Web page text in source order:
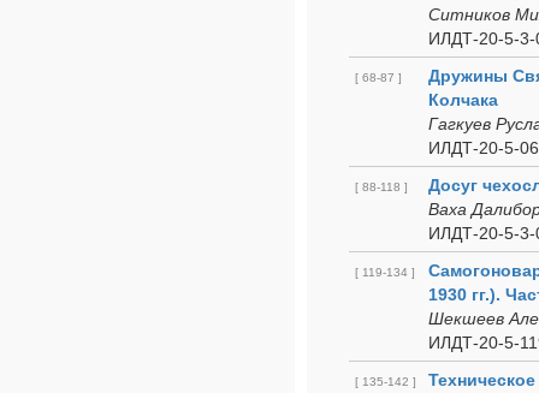
Ситников
ИЛДТ-20-5-3-
[ 68-87 ]
Дружины
Колчака
Гагкуев
ИЛДТ-20-5-
[ 88-118 ]
Досуг
Ваха
ИЛДТ-20-5-3-
[ 119-134 ]
1930 гг.).
Шекшеев
ИЛДТ-20-5-
[ 135-142 ]